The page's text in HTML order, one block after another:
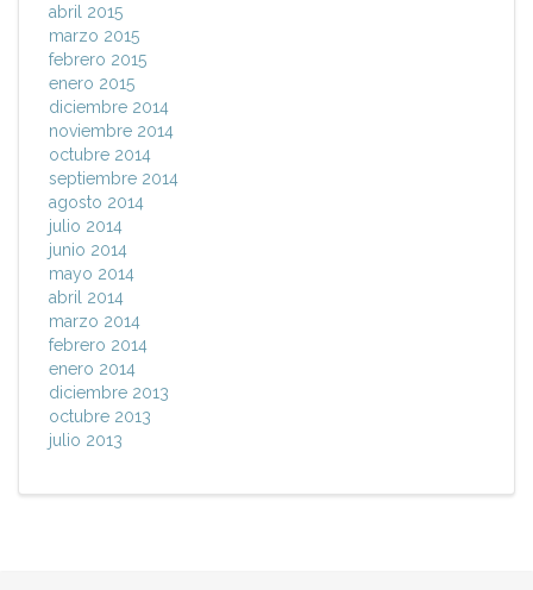
abril 2015
marzo 2015
febrero 2015
enero 2015
diciembre 2014
noviembre 2014
octubre 2014
septiembre 2014
agosto 2014
julio 2014
junio 2014
mayo 2014
abril 2014
marzo 2014
febrero 2014
enero 2014
diciembre 2013
octubre 2013
julio 2013